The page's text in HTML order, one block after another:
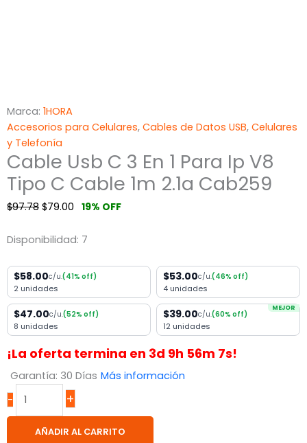
Marca: 1HORA
Accesorios para Celulares, Cables de Datos USB, Celulares
y Telefonía
Cable Usb C 3 En 1 Para Ip V8
Tipo C Cable 1m 2.1a Cab259
$97.78 $79.00 19% OFF
Disponibilidad: 7
$58.00c/u.(41% off)
2 unidades
$53.00c/u.(46% off)
4 unidades
$47.00c/u.(52% off)
8 unidades
MEJOR
$39.00c/u.(60% off)
12 unidades
¡La oferta termina en 3d 9h 56m 7s!
Garantía: 30 Días Más información
-
+
AÑADIR AL CARRITO